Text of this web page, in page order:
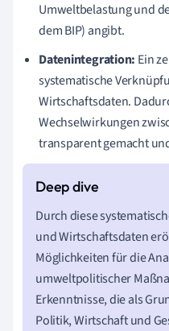
Umweltbelastung und
dem BIP) angibt.
Datenintegration: Ein
systematische
Wirtschaftsdaten.
Wechselwirkungen
transparent gemacht
Durch diese
und Wirtschaftsdaten
Möglichkeiten für die
umweltpolitischer
Erkenntnisse, die als
Politik, Wirtschaft und